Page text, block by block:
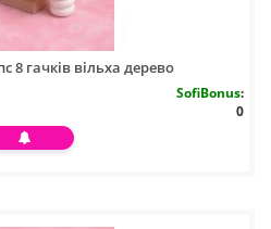
8 гачків вільха дерево
SofiBonus:
0